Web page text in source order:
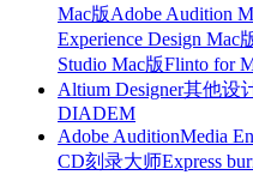
Mac版Adobe Audition
Experience Design Mac
Studio Mac版Flinto for
Altium Designer其他设
DIADEM
Adobe AuditionMedia
CD刻录大师Express